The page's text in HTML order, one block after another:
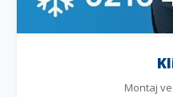
Montaj